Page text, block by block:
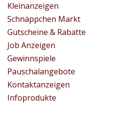
Kleinanzeigen
Schnäppchen Markt
Gutscheine & Rabatte
Job Anzeigen
Gewinnspiele
Pauschalangebote
Kontaktanzeigen
Infoprodukte